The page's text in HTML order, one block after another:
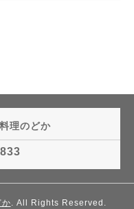
理のどか
. All Rights Reserved.